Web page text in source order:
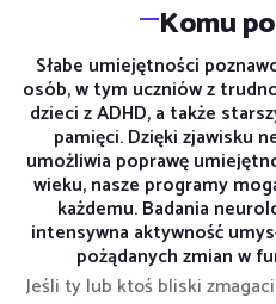
Komu
Słabe umiejętności
osób, w tym uczniów z
dzieci z ADHD, a także
pamięci. Dzięki zjawisku
umożliwia poprawę
wieku, nasze programy
każdemu. Badania
intensywna aktywność
pożądanych zmian w
Jeśli ty lub ktoś bliski